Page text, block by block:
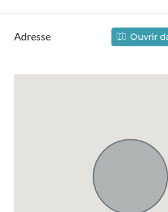
Adresse Ouvrir